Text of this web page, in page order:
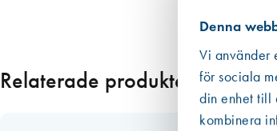
Denna
Vi använder
för sociala
din enhet till
kombinera
Relaterade produkter